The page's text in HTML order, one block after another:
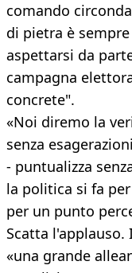
comando
di pietra è
aspettarsi da
campagna
concrete".
«Noi diremo la
senza
- puntualizza
la politica si fa
per un punto
Scatta l'applauso.
«una grande